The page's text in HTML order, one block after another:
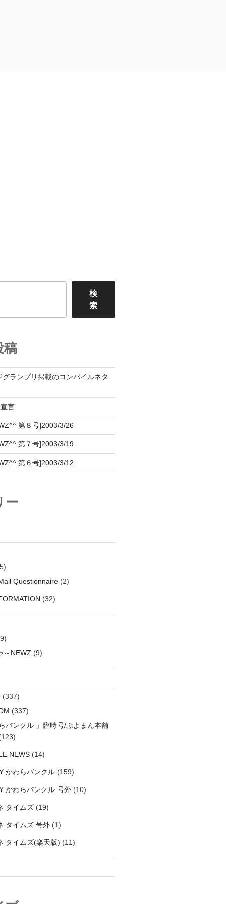
検
索
稿
グランプリ掲載のコンパイルネタ
言
第８号]2003/3/26
第７号]2003/3/19
第６号]2003/3/12
ー
Questionnaire(2)
(32)
～NEWZ (9)
(337)
(337)
バンクル 」臨時号/ぷよまん本舗
NEWS(14)
かわらバンクル(159)
かわらバンクル 号外(10)
タイムズ(19)
タイムズ 号外(1)
タイムズ(楽天版) (11)